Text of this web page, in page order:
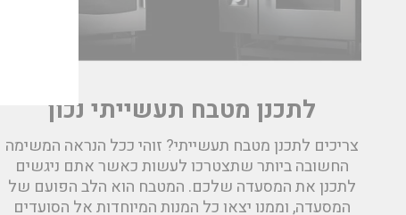
לתכנן מטבח תעשייתי נכון
צריכים לתכנן מטבח תעשייתי? זוהי ככל הנראה המשימה
החשובה ביותר שתצטרכו לעשות כאשר אתם ניגשים
לתכנן את המסעדה שלכם. המטבח הוא הלב הפועם של
המסעדה, וממנו יצאו כל המנות המיוחדות אל הסועדים